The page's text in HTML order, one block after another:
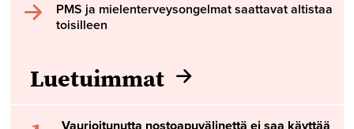
PMS ja mielenterveysongelmat saattavat altistaa
toisilleen
Luetuimmat
Vaurioitunutta nostoapuvälinettä ei saa käyttää